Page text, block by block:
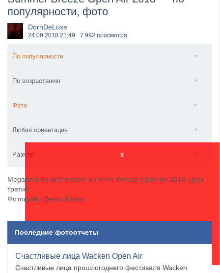
​Anthrax выпустили новый сингл и клип «Everybod...
популярности, фото
DornDeLuxe
24.09.2018 21:49 7 992 просмотра
По популярности
По возрастанию
Фото
Любая ориентация
Размер x
Megaherz на фестивале Summer Breeze Open Air 2018, день
третий.
Фотограф: Денис Кельн
Последние фотоотчеты
Счастливые лица Wacken Open Air
Счастливые лица прошлогоднего фестиваля Wacken